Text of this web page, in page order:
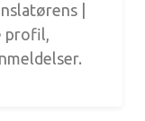
|
profil,